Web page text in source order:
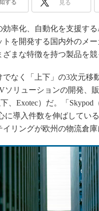
産業オー
する 見る
率化、自動化を支援す
を開発する国内外のメ
まな特徴を持つ製品を競
なく「上下」の3次元移
ソリューションの開発、
、Exotec）だ。「
導入件数を伸ばしてい
リングが欧州の物流倉